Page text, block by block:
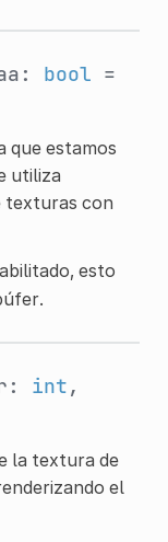
bool =
que estamos
utiliza
texturas con
esto
int,
la textura de
el